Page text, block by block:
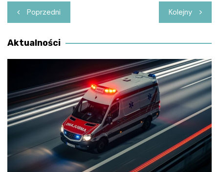
Nawigacja
wpisu
Poprzedni Kolejny
Aktualności